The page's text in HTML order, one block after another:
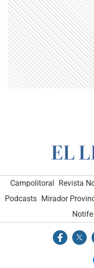
Campolitoral Revista
Podcasts Mirador
Notife